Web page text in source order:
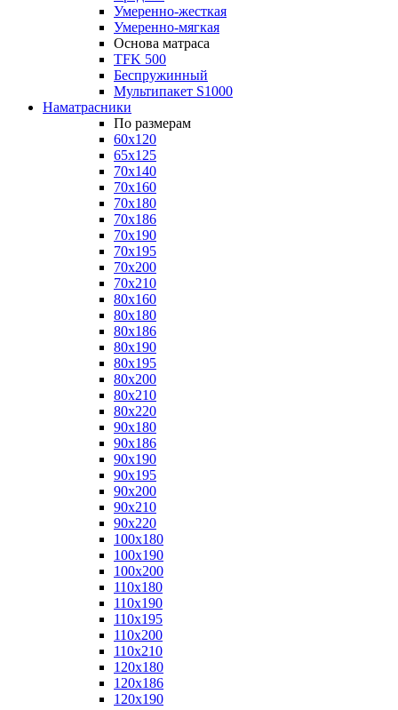
Умеренно-жесткая
Умеренно-мягкая
Основа матраса
TFK 500
Беспружинный
Мультипакет S1000
Наматрасники
По размерам
60x120
65x125
70x140
70x160
70x180
70x186
70x190
70x195
70x200
70x210
80x160
80x180
80x186
80x190
80x195
80x200
80x210
80x220
90x180
90x186
90x190
90x195
90x200
90x210
90x220
100x180
100x190
100x200
110x180
110x190
110x195
110x200
110x210
120x180
120x186
120x190